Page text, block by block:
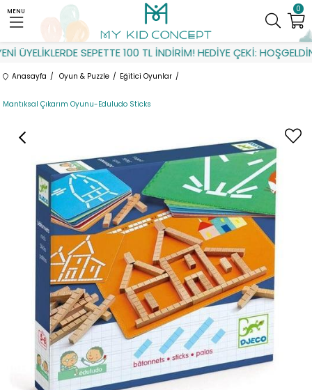
ÜYELİKLERDE SEPETTE 100 TL İNDİRİM! HEDİYE ÇEKİ: HOŞGELDİN
0
MENU
Anasayfa Oyun & Puzzle Eğitici Oyunlar
Mantıksal Çıkarım Oyunu-Eduludo Sticks